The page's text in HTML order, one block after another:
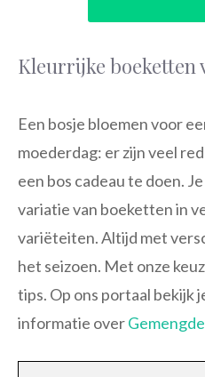
Kleurrijke boeketten
Een bosje bloemen voor
moederdag: er zijn veel
een bos cadeau te doen.
variatie van boeketten in
variëteiten. Altijd met
het seizoen. Met onze
tips. Op ons portaal bekijk
informatie over